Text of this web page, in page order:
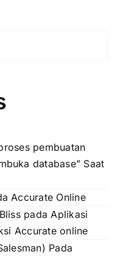
pembuatan
database” Saat
Accurate Online
pada Aplikasi
Accurate online
Pada